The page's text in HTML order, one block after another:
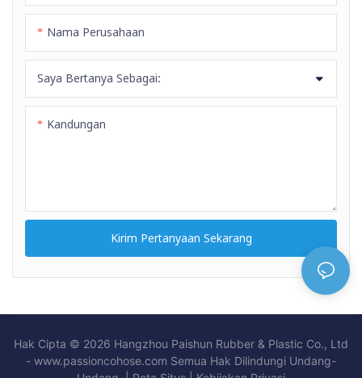
Nama Perusahaan
Saya Bertanya Sebagai:
Kandungan
Kirim Pertanyaan Sekarang
Hak Cipta © 2026 Hangzhou Paishun Rubber & Plastic Co., Ltd
- www.passioncohose.com Semua Hak Dilindungi Undang-